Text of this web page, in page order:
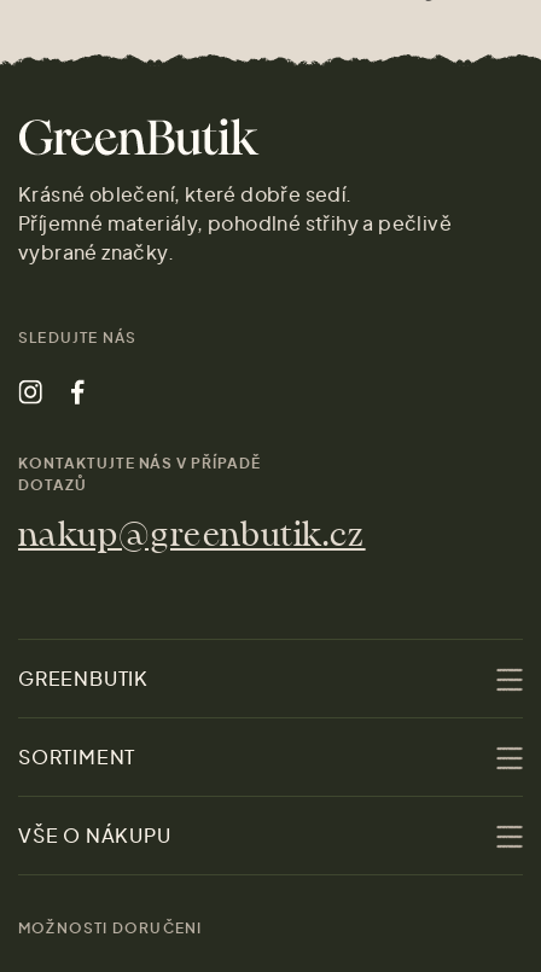
Krásné oblečení, které dobře sedí.
Příjemné materiály, pohodlné střihy a pečlivě
vybrané značky.
SLEDUJTE NÁS
KONTAKTUJTE NÁS V PŘÍPADĚ
DOTAZŮ
nakup@greenbutik.cz
GREENBUTIK
O nás
Udržitelnost
Obchody
SORTIMENT
Slevy
Ženy
Muži
VŠE O NÁKUPU
MOŽNOSTI DORUČENI